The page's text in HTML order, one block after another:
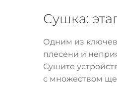
Сушка:
Одним из
плесени и
Сушите
с множеством